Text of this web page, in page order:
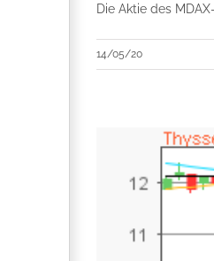
Die Aktie des
14/05/20